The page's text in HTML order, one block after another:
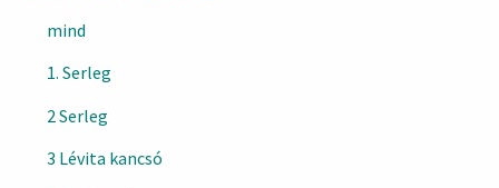
mind
1. Serleg
2 Serleg
3 Lévita kancsó